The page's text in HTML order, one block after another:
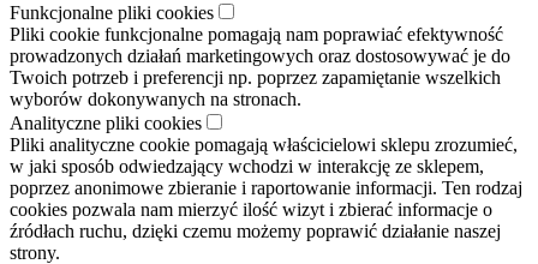
Funkcjonalne pliki cookies
Pliki cookie funkcjonalne pomagają nam poprawiać efektywność
prowadzonych działań marketingowych oraz dostosowywać je do
Twoich potrzeb i preferencji np. poprzez zapamiętanie wszelkich
wyborów dokonywanych na stronach.
Analityczne pliki cookies
Pliki analityczne cookie pomagają właścicielowi sklepu zrozumieć,
w jaki sposób odwiedzający wchodzi w interakcję ze sklepem,
poprzez anonimowe zbieranie i raportowanie informacji. Ten rodzaj
cookies pozwala nam mierzyć ilość wizyt i zbierać informacje o
źródłach ruchu, dzięki czemu możemy poprawić działanie naszej
strony.